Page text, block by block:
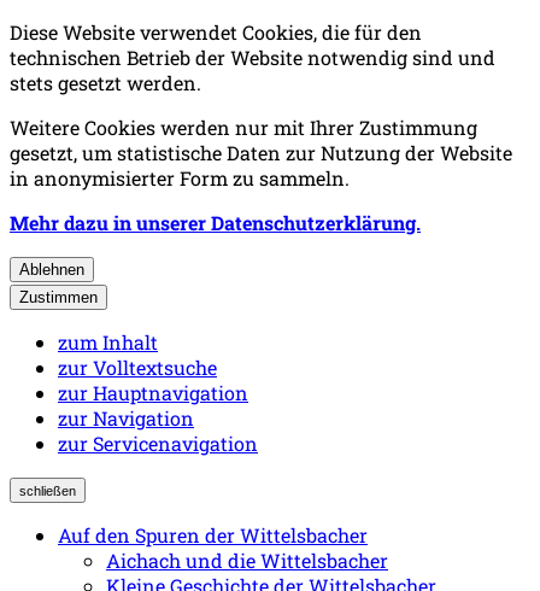
Diese Website verwendet Cookies, die für den
technischen Betrieb der Website notwendig sind und
stets gesetzt werden.
Weitere Cookies werden nur mit Ihrer Zustimmung
gesetzt, um statistische Daten zur Nutzung der Website
in anonymisierter Form zu sammeln.
Mehr dazu in unserer Datenschutzerklärung.
Ablehnen
Zustimmen
zum Inhalt
zur Volltextsuche
zur Hauptnavigation
zur Navigation
zur Servicenavigation
schließen
Auf den Spuren der Wittelsbacher
Aichach und die Wittelsbacher
Kleine Geschichte der Wittelsbacher